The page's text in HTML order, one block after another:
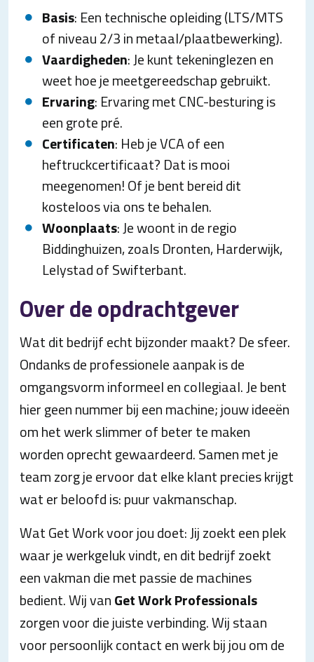
Basis: Een technische opleiding (LTS/MTS
of niveau 2/3 in metaal/plaatbewerking).
Vaardigheden: Je kunt tekeninglezen en
weet hoe je meetgereedschap gebruikt.
Ervaring: Ervaring met CNC-besturing is
een grote pré.
Certificaten: Heb je VCA of een
heftruckcertificaat? Dat is mooi
meegenomen! Of je bent bereid dit
kosteloos via ons te behalen.
Woonplaats: Je woont in de regio
Biddinghuizen, zoals Dronten, Harderwijk,
Lelystad of Swifterbant.
Over de opdrachtgever
Wat dit bedrijf echt bijzonder maakt? De sfeer.
Ondanks de professionele aanpak is de
omgangsvorm informeel en collegiaal. Je bent
hier geen nummer bij een machine; jouw ideeën
om het werk slimmer of beter te maken
worden oprecht gewaardeerd. Samen met je
team zorg je ervoor dat elke klant precies krijgt
wat er beloofd is: puur vakmanschap.
Wat Get Work voor jou doet: Jij zoekt een plek
waar je werkgeluk vindt, en dit bedrijf zoekt
een vakman die met passie de machines
bedient. Wij vanGet Work Professionals
zorgen voor die juiste verbinding. Wij staan
voor persoonlijk contact en werk bij jou om de